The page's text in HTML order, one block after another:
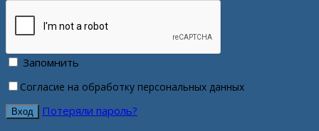
Запомнить
Согласие на обработку персональных данных
Потеряли пароль?